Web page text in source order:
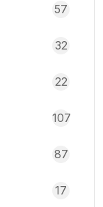
57
32
22
107
87
17